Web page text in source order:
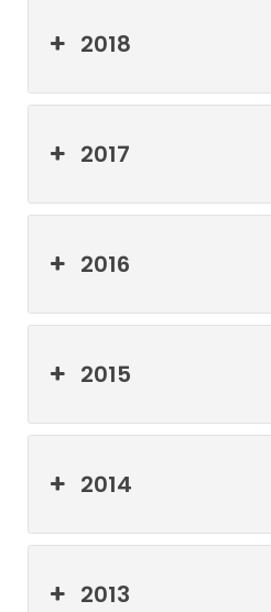
2018
2017
2016
2015
2014
2013